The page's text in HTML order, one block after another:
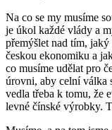
Na co se my musíme
je úkol každé vlády a
přemýšlet nad tím,
českou ekonomiku a
co musíme udělat pro
úrovni, aby celní válka
vedla třeba k tomu, že
levné čínské výrobky.